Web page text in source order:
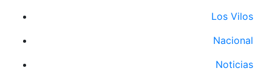
Los Vilos
Nacional
Noticias